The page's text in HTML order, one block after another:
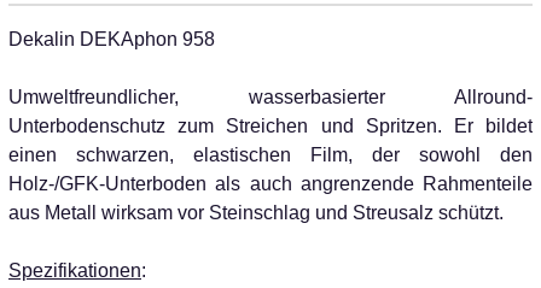
Dekalin DEKAphon 958
Umweltfreundlicher, wasserbasierter Allround-
Unterbodenschutz zum Streichen und Spritzen. Er bildet
einen schwarzen, elastischen Film, der sowohl den
Holz-/GFK-Unterboden als auch angrenzende Rahmenteile
aus Metall wirksam vor Steinschlag und Streusalz schützt.
Spezifikationen: